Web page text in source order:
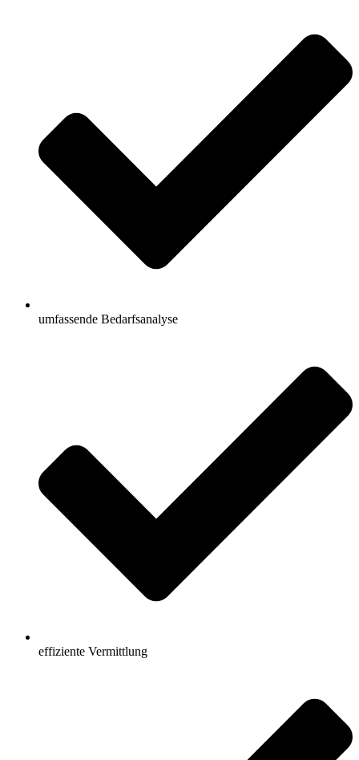
umfassende Bedarfsanalyse
effiziente Vermittlung